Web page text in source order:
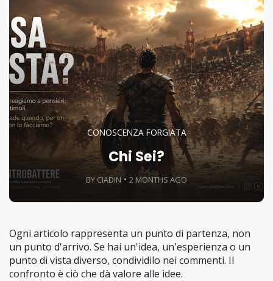
CONOSCENZA FORGIATA
Chi Sei?
BY CIADIN 2 MONTHS AGO
Ogni articolo rappresenta un punto di partenza, non
un punto d'arrivo. Se hai un'idea, un'esperienza o un
punto di vista diverso, condividilo nei commenti. Il
confronto è ciò che dà valore alle idee.